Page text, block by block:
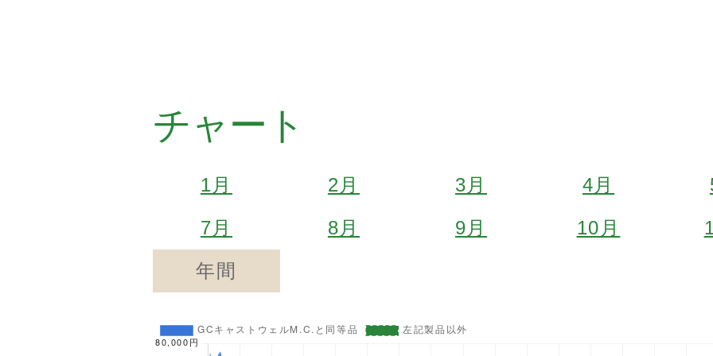
チャート
1月 2月 3月 4月
7月
8月 9月 10月
年間